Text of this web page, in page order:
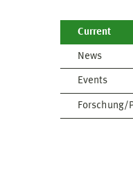
Current
News
Events
Forschung/